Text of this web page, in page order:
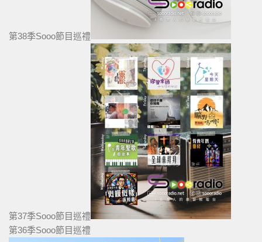
第38季Sooo節目巡禮
第37季Sooo節目巡禮
第36季Sooo節目巡禮